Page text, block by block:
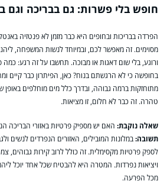
חופש בלי פשרות: גם בבריכה וגם
הפרדה בבריכות ובחופים היא כבר מזמן לא פנטזיה
מסוימים. זה מאפשר לכם, ובמיוחד לנשות המשפחה,
ורוגע, בלי שום דאגות או מבוכה. תחשבו על זה רגע:
בחופשה כי לא הרגשתם בנוח? כאן, הפיתרון כבר קיים
מתוחזקות ברמה גבוהה, ובדרך כלל מים מוחלפים באופן
טהרה. זה כבר לא חלום, זו מציאות.
שאלה נוקבת: האם יש מספיק פרטיות באזורי הבריכה
תשובה:במלונות המובילים, האזורים הנפרדים לנשים
לספק פרטיות מקסימלית. זה כולל לרוב קירות גבוהים,
ויציאות נפרדות. המטרה היא להבטיח שכל אחד יוכל
מכל הפרעה.